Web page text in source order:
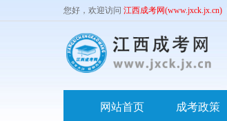
您好，欢迎访问 江西成考网(www.jxck.jx.cn)
网站首页 成考政策